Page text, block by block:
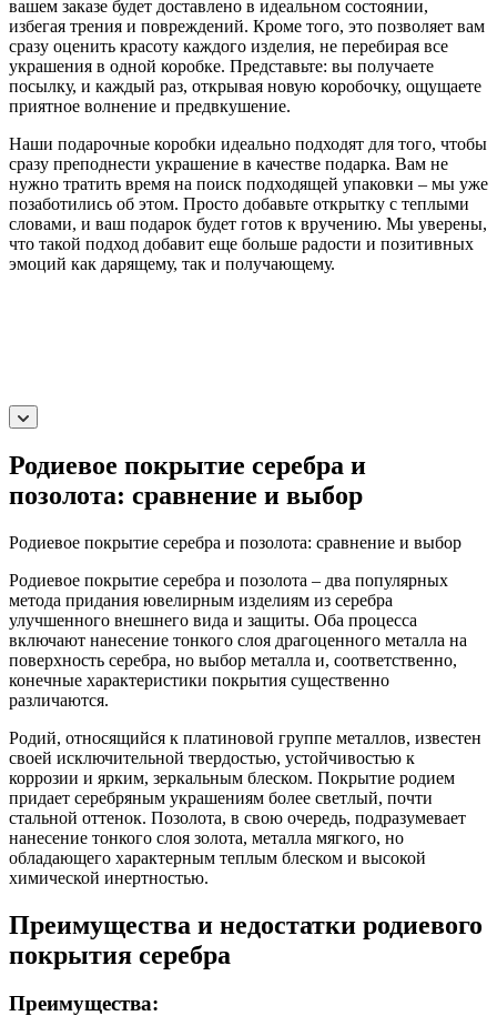
вашем заказе будет доставлено в идеальном состоянии,
избегая трения и повреждений. Кроме того, это позволяет вам
сразу оценить красоту каждого изделия, не перебирая все
украшения в одной коробке. Представьте: вы получаете
посылку, и каждый раз, открывая новую коробочку, ощущаете
приятное волнение и предвкушение.
Наши подарочные коробки идеально подходят для того, чтобы
сразу преподнести украшение в качестве подарка. Вам не
нужно тратить время на поиск подходящей упаковки – мы уже
позаботились об этом. Просто добавьте открытку с теплыми
словами, и ваш подарок будет готов к вручению. Мы уверены,
что такой подход добавит еще больше радости и позитивных
эмоций как дарящему, так и получающему.
Родиевое покрытие серебра и
позолота: сравнение и выбор
Родиевое покрытие серебра и позолота: сравнение и выбор
Родиевое покрытие серебра и позолота – два популярных
метода придания ювелирным изделиям из серебра
улучшенного внешнего вида и защиты. Оба процесса
включают нанесение тонкого слоя драгоценного металла на
поверхность серебра, но выбор металла и, соответственно,
конечные характеристики покрытия существенно
различаются.
Родий, относящийся к платиновой группе металлов, известен
своей исключительной твердостью, устойчивостью к
коррозии и ярким, зеркальным блеском. Покрытие родием
придает серебряным украшениям более светлый, почти
стальной оттенок. Позолота, в свою очередь, подразумевает
нанесение тонкого слоя золота, металла мягкого, но
обладающего характерным теплым блеском и высокой
химической инертностью.
Преимущества и недостатки родиевого
покрытия серебра
Преимущества: